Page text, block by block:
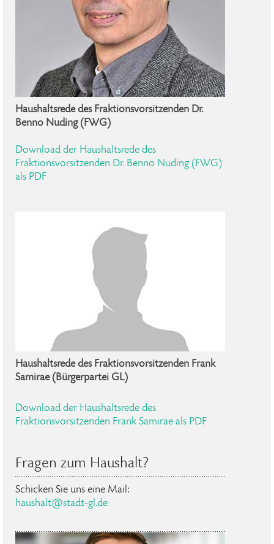
Haushaltsrede des Fraktionsvorsitzenden Dr.
Benno Nuding (FWG)
Download der Haushaltsrede des
Fraktionsvorsitzenden Dr. Benno Nuding (FWG)
als PDF
Haushaltsrede des Fraktionsvorsitzenden Frank
Samirae (Bürgerpartei GL)
Download der Haushaltsrede des
Fraktionsvorsitzenden Frank Samirae als PDF
Fragen zum Haushalt?
Schicken Sie uns eine Mail:
haushalt@stadt-gl.de